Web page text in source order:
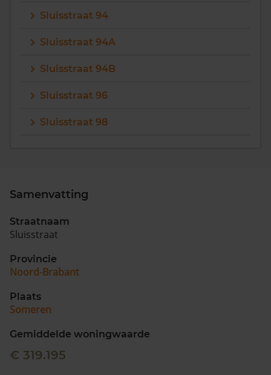
Sluisstraat 94
Sluisstraat 94A
Sluisstraat 94B
Sluisstraat 96
Sluisstraat 98
Samenvatting
Straatnaam
Sluisstraat
Provincie
Noord-Brabant
Plaats
Someren
Gemiddelde woningwaarde
€ 319.195